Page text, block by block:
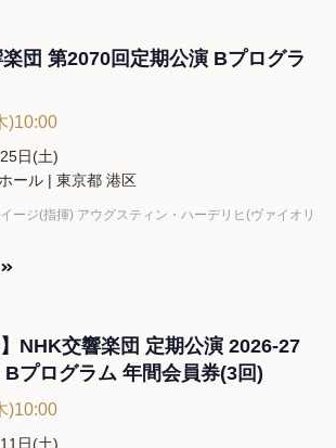
団 第2070回定期公演 Bプログラ
)10:00
日(土)
ール | 東京都 港区
ージ(指揮) アウグスティン・ハーデリヒ(ヴァイオリ
】NHK交響楽団 定期公演 2026-27
Bプログラム 年間会員券(3回)
)10:00
日(土)